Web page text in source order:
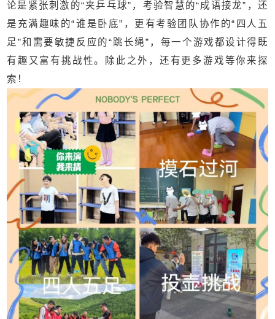
论是紧张刺激的“夹乒乓球”，考验智慧的“成语接龙”，还
是充满趣味的“谁是卧底”，更有考验团队协作的“四人五
足”和需要敏捷反应的“跳长绳”，每一个游戏都设计得既
有趣又富有挑战性。除此之外，还有更多游戏等你来探
索！